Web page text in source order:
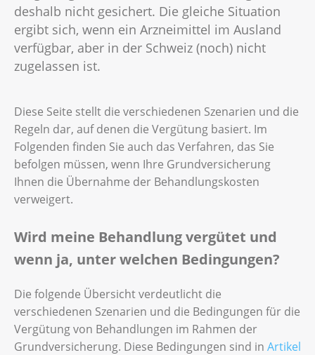
deshalb nicht gesichert. Die gleiche Situation
ergibt sich, wenn ein Arzneimittel im Ausland
verfügbar, aber in der Schweiz (noch) nicht
zugelassen ist.
Diese Seite stellt die verschiedenen Szenarien und die
Regeln dar, auf denen die Vergütung basiert. Im
Folgenden finden Sie auch das Verfahren, das Sie
befolgen müssen, wenn Ihre Grundversicherung
Ihnen die Übernahme der Behandlungskosten
verweigert.
Wird meine Behandlung vergütet und
wenn ja, unter welchen Bedingungen?
Die folgende Übersicht verdeutlicht die
verschiedenen Szenarien und die Bedingungen für die
Vergütung von Behandlungen im Rahmen der
Grundversicherung. Diese Bedingungen sind in Artikel